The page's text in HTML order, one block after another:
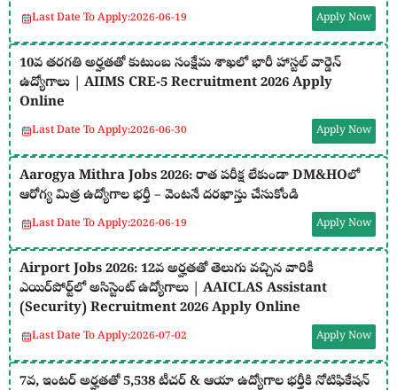
Last Date To Apply:2026-06-19 Apply Now
10వ తరగతి అర్హతతో కుటుంబ సంక్షేమ శాఖలో భారీ హాస్టల్ వార్డెన్
ఉద్యోగాలు | AIIMS CRE-5 Recruitment 2026 Apply
Online
Last Date To Apply:2026-06-30 Apply Now
Aarogya Mithra Jobs 2026: రాత పరీక్ష లేకుండా DM&HOలో
ఆరోగ్య మిత్ర ఉద్యోగాల భర్తీ – వెంటనే దరఖాస్తు చేసుకోండి
Last Date To Apply:2026-06-19 Apply Now
Airport Jobs 2026: 12వ అర్హతతో తెలుగు వచ్చిన వారికీ
ఎయిర్‌పోర్ట్‌లో అసిస్టెంట్ ఉద్యోగాలు | AAICLAS Assistant
(Security) Recruitment 2026 Apply Online
Last Date To Apply:2026-07-02 Apply Now
7వ, ఇంటర్ అర్హతతో 5,538 టీచర్ & ఆయా ఉద్యోగాల భర్తీకి నోటిఫికేషన్